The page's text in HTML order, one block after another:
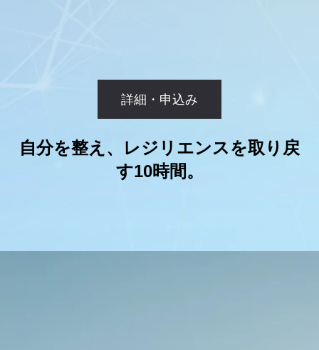
詳細・申込み
自分を整え、レジリエンスを取り戻
す10時間。